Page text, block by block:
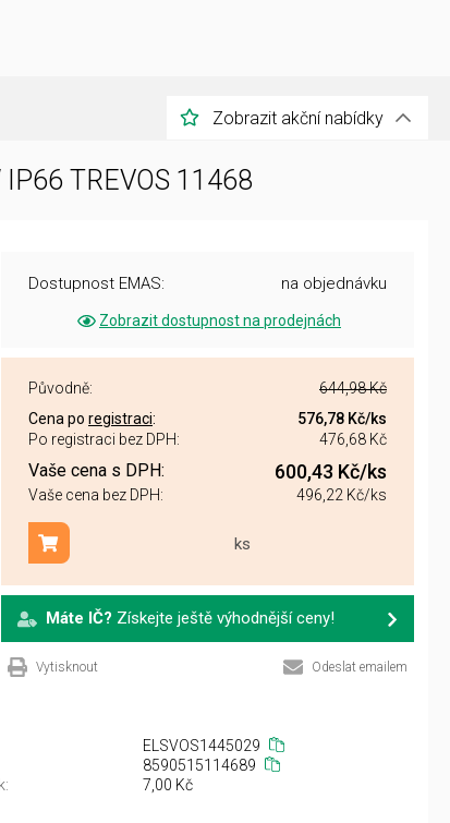
Zobrazit akční nabídky
TREVOS 11468
Dostupnost EMAS: na objednávku
Zobrazit dostupnost na prodejnách
Původně:
644,98 Kč
Cena po registraci: 576,78 Kč/ks
Po registraci bez DPH:
476,68 Kč
Vaše cena s DPH: 600,43 Kč/ks
Vaše cena bez DPH: 496,22 Kč/ks
ks
Přidat do košíku
Máte IČ? Získejte ještě výhodnější ceny!
Vytisknout Odeslat emailem
ELSVOS1445029
8590515114689
7,00 Kč